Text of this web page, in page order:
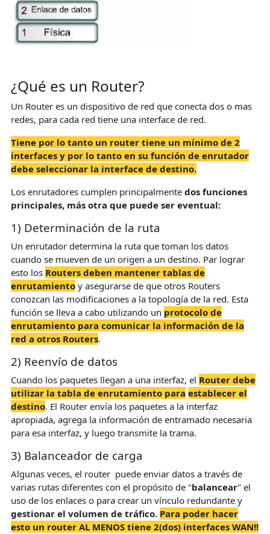
¿Qué es un Router?
Un Router es un dispositivo de red que conecta dos o mas
redes, para cada red tiene una interface de red.
Tiene por lo tanto un router tiene un mínimo de 2
interfaces y por lo tanto en su función de enrutador
debe seleccionar la interface de destino.
Los enrutadores cumplen principalmente dos funciones
principales, más otra que puede ser eventual:
1) Determinación de la ruta
Un enrutador determina la ruta que toman los datos
cuando se mueven de un origen a un destino. Par lograr
esto los Routers deben mantener tablas de
enrutamiento y asegurarse de que otros Routers
conozcan las modificaciones a la topología de la red. Esta
función se lleva a cabo utilizando un protocolo de
enrutamiento para comunicar la información de la
red a otros Routers.
2) Reenvío de datos
Cuando los paquetes llegan a una interfaz, el Router debe
utilizar la tabla de enrutamiento para establecer el
destino. El Router envía los paquetes a la interfaz
apropiada, agrega la información de entramado necesaria
para esa interfaz, y luego transmite la trama.
3) Balanceador de carga
Algunas veces, el router puede enviar datos a través de
varias rutas diferentes con el propósito de "balancear" el
uso de los enlaces o para crear un vínculo redundante y
gestionar el volumen de tráfico. Para poder hacer
esto un router AL MENOS tiene 2(dos) interfaces WAN!!